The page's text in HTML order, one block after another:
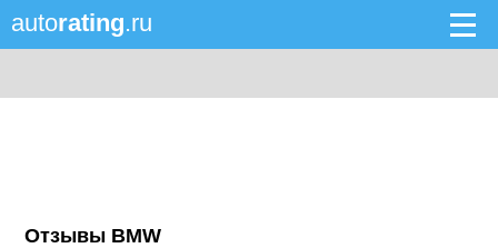
autorating.ru
Отзывы BMW